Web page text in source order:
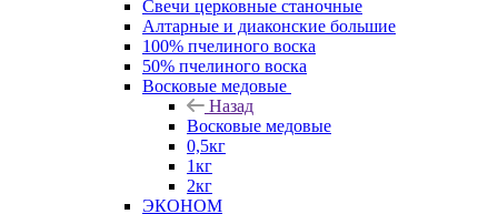
Свечи церковные станочные
Алтарные и диаконские большие
100% пчелиного воска
50% пчелиного воска
Восковые медовые
Назад
Восковые медовые
0,5кг
1кг
2кг
ЭКОНОМ